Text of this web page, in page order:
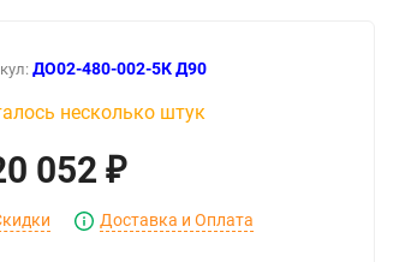
ДО02-480-002-5К Д90
несколько штук
052₽
Доставка и Оплата